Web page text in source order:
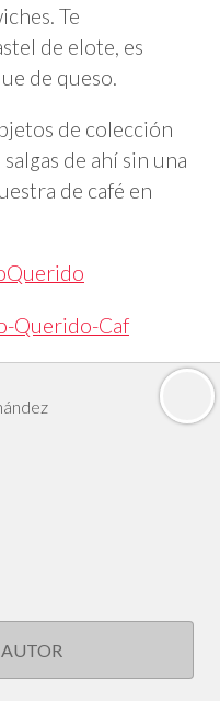
Te
de elote, es
de queso.
de colección
de ahí sin una
de café en
Querido-Caf